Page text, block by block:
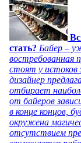
стать? Байер –
востребованная
стоят у истоков
дизайнер
отбирает
от байеров
в конце концов,
окружена
отсутствием